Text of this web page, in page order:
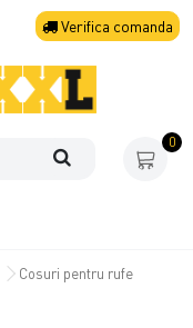
Verifica comanda
0
Cosuri pentru rufe